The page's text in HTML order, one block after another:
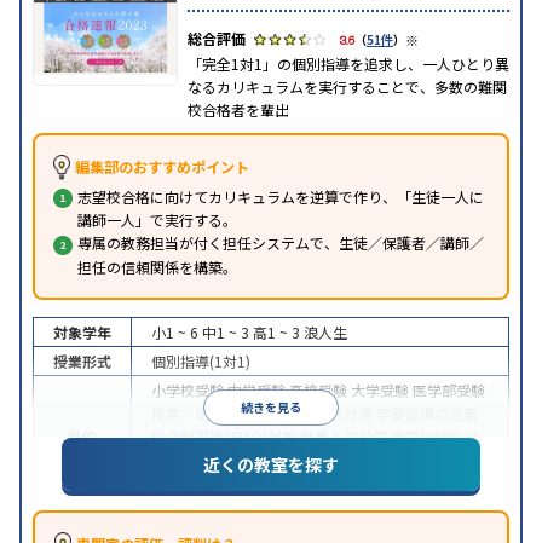
3.6（51件） ※
「完全1対1」の個別指導を追求し、一人ひとり異
なるカリキュラムを実行することで、多数の難関
校合格者を輩出
編集部のおすすめポイント
志望校合格に向けてカリキュラムを逆算で作り、「生徒一人に
講師一人」で実行する。
専属の教務担当が付く担任システムで、生徒／保護者／講師／
担任の信頼関係を構築。
続きを見る
対象学年 小1 ~ 6 中1 ~ 3 高1 ~ 3 浪人生
授業形式
個別指導(1対1)
目的
小学校受験中学受験高校受験 大学受験 医学部受験
授業・定期テスト対策
内申点対策
総合型選抜(旧AO)対策推薦入試対策学校別特化対
国公立大対策私大対策 共通テスト対策
中高一貫校生に対応特待生・奨学金制度あり授業
の振替可能
近くの教室を探す